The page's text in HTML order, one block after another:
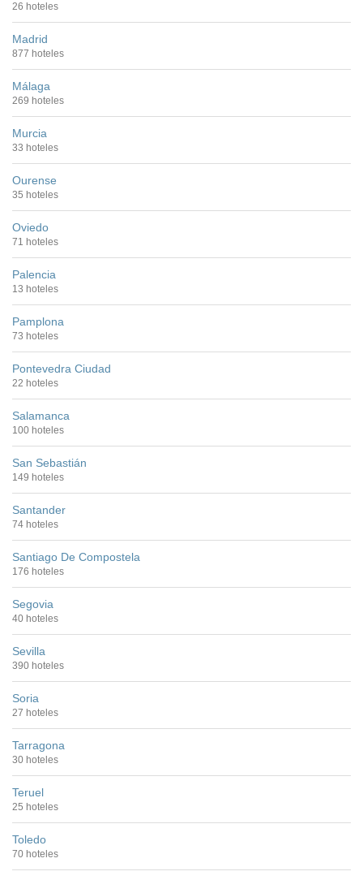
26 hoteles
Madrid
877 hoteles
Málaga
269 hoteles
Murcia
33 hoteles
Ourense
35 hoteles
Oviedo
71 hoteles
Palencia
13 hoteles
Pamplona
73 hoteles
Pontevedra Ciudad
22 hoteles
Salamanca
100 hoteles
San Sebastián
149 hoteles
Santander
74 hoteles
Santiago De Compostela
176 hoteles
Segovia
40 hoteles
Sevilla
390 hoteles
Soria
27 hoteles
Tarragona
30 hoteles
Teruel
25 hoteles
Toledo
70 hoteles